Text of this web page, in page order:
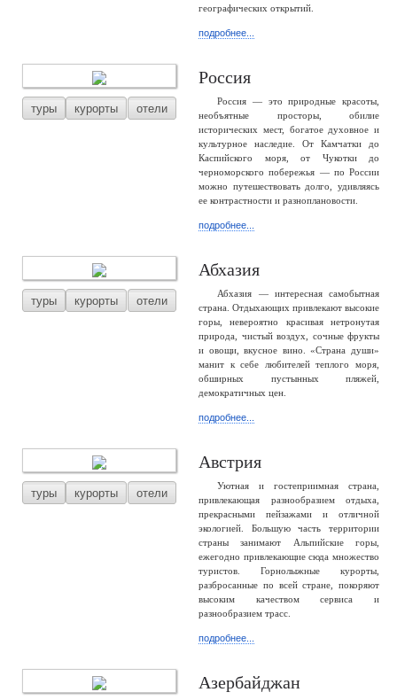
географических открытий.
подробнее...
туры курорты отели
Россия
Россия — это природные красоты,
необъятные просторы, обилие
исторических мест, богатое духовное и
культурное наследие. От Камчатки до
Каспийского моря, от Чукотки до
черноморского побережья — по России
можно путешествовать долго, удивляясь
ее контрастности и разноплановости.
подробнее...
туры курорты отели
Абхазия
Абхазия — интересная самобытная
страна. Отдыхающих привлекают высокие
горы, невероятно красивая нетронутая
природа, чистый воздух, сочные фрукты
и овощи, вкусное вино. «Страна души»
манит к себе любителей теплого моря,
обширных пустынных пляжей,
демократичных цен.
подробнее...
туры курорты отели
Австрия
Уютная и гостеприимная страна,
привлекающая разнообразием отдыха,
прекрасными пейзажами и отличной
экологией. Большую часть территории
страны занимают Альпийские горы,
ежегодно привлекающие сюда множество
туристов. Горнолыжные курорты,
разбросанные по всей стране, покоряют
высоким качеством сервиса и
разнообразием трасс.
подробнее...
Азербайджан